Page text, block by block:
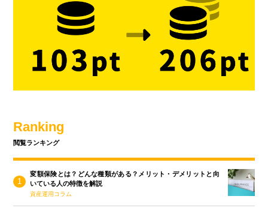
Ranking
閲覧ランキング
変額保険とは？どんな種類がある？メリット・デメリットと向
いている人の特徴を解説
資産運用コラム